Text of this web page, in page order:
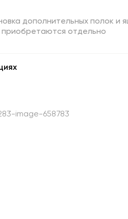
дополнительных полок и
приобретаются отдельно